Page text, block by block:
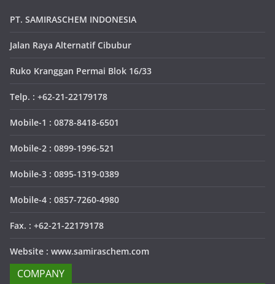
PT. SAMIRASCHEM INDONESIA
Jalan Raya Alternatif Cibubur
Ruko Kranggan Permai Blok 16/33
Telp. : +62-21-22179178
Mobile-1 : 0878-8418-6501
Mobile-2 : 0899-1996-521
Mobile-3 : 0895-1319-0389
Mobile-4 : 0857-7260-4980
Fax. : +62-21-22179178
Website : www.samiraschem.com
COMPANY